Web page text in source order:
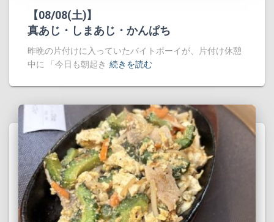
【08/08(土)】
真あじ・しまあじ・かんぱち
昨晩の片付けに入っていたバイトボーイが、片付け休憩
中に 「今日も朝起き 続きを読む